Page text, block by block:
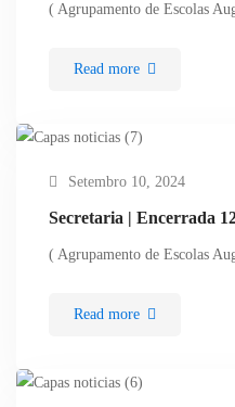
( Agrupamento de Escolas
Read more
Setembro 10, 2024
Secretaria | Encerrada
( Agrupamento de Escolas
Read more